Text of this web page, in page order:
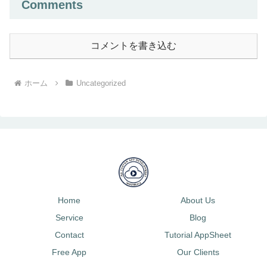
Comments
コメントを書き込む
ホーム Uncategorized
Home
About Us
Service
Blog
Contact
Tutorial AppSheet
Free App
Our Clients